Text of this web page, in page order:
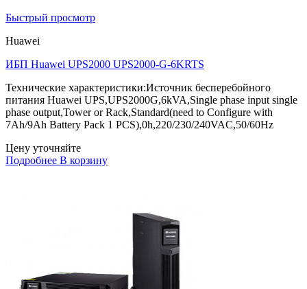
Быстрый просмотр
Huawei
ИБП Huawei UPS2000 UPS2000-G-6KRTS
Технические характеристики:Источник бесперебойного
питания Huawei UPS,UPS2000G,6kVA,Single phase input single
phase output,Tower or Rack,Standard(need to Configure with
7Ah/9Ah Battery Pack 1 PCS),0h,220/230/240VAC,50/60Hz
Цену уточняйте
Подробнее В корзину